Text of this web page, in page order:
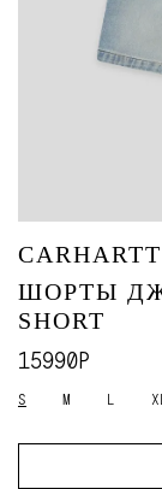
ШОРТЫ
SHORT
15990Р
S M L XL